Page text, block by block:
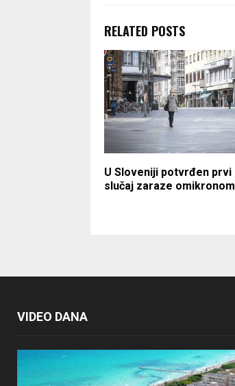
RELATED POSTS
U Sloveniji potvrđen prvi
slučaj zaraze omikronom
VIDEO DANA